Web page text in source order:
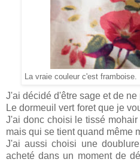
La vraie couleur c'est
J'ai décidé d'être sage et de ne
Le dormeuil vert foret que je
J'ai donc choisi le tissé
mais qui se tient quand même
J'ai aussi choisi une
acheté dans un moment de